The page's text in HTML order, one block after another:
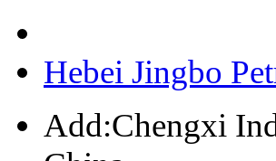
Hebei Jingbo
Add:Chengxi